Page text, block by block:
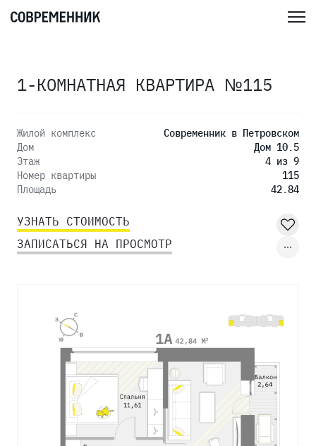
1-КОМНАТНАЯ КВАРТИРА №115
Жилой комплекс
Современник в Петровском
Дом
Дом 10.5
Этаж
4 из 9
Номер квартиры
115
Площадь
42.84
УЗНАТЬ СТОИМОСТЬ
ЗАПИСАТЬСЯ НА ПРОСМОТР